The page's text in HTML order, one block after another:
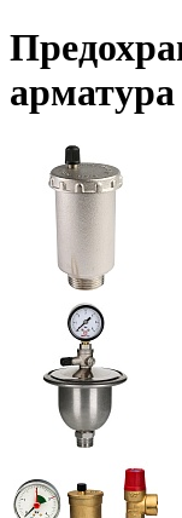
арматура